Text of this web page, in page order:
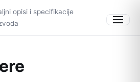
opisi i specifikacije
Menu